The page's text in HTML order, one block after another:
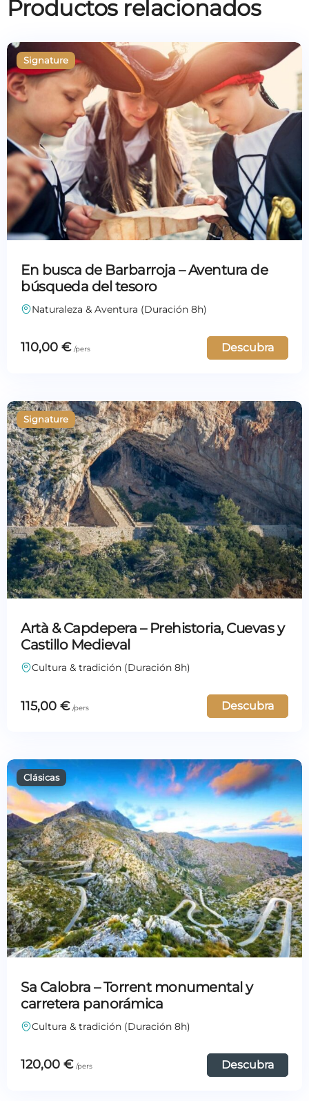
Productos relacionados
En busca de Barbarroja – Aventura de
búsqueda del tesoro
Naturaleza & Aventura (Duración 8h)
110,00 € Descubra
Artà & Capdepera – Prehistoria, Cuevas y
Castillo Medieval
Cultura & tradición (Duración 8h)
115,00 € Descubra
Sa Calobra – Torrent monumental y
carretera panorámica
Cultura & tradición (Duración 8h)
120,00 € Descubra